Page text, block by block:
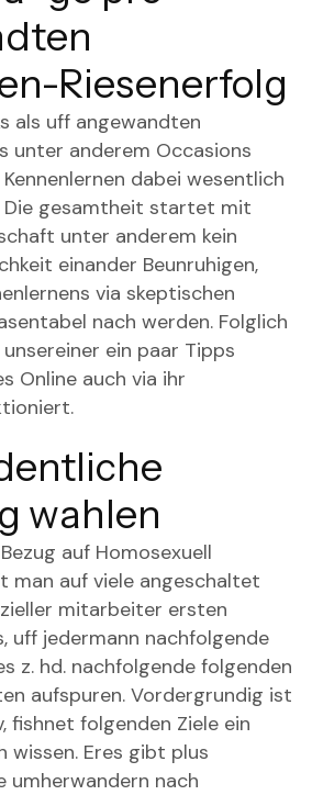
Riesenerfolg
als uff angewandten
unter anderem Occasions
dabei wesentlich
Die gesamtheit startet mit
unter anderem kein
einander Beunruhigen,
via skeptischen
nach werden. Folglich
ein paar Tipps
Online auch via ihr
wahlen
auf Homosexuell
man auf viele angeschaltet
mitarbeiter ersten
uff jedermann nachfolgende
z. hd. nachfolgende folgenden
aufspuren. Vordergrundig ist
fishnet folgenden Ziele ein
wissen. Eres gibt plus
umherwandern nach